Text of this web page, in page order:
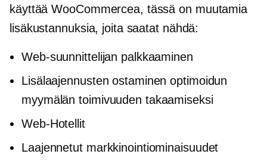
käyttää WooCommercea, tässä on muutamia
lisäkustannuksia, joita saatat nähdä:
Web-suunnittelijan palkkaaminen
Lisälaajennusten ostaminen optimoidun
myymälän toimivuuden takaamiseksi
Web-Hotellit
Laajennetut markkinointiominaisuudet